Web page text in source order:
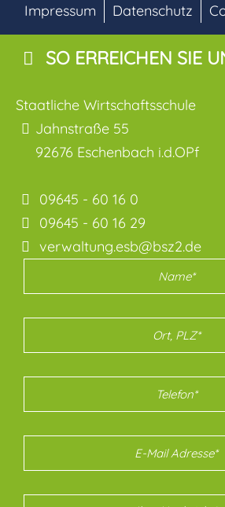
Impressum Datenschutz
SO ERREICHEN SIE
Staatliche Wirtschaftsschule
Jahnstraße 55
92676 Eschenbach i.d.OPf
09645 - 60 16 0
09645 - 60 16 29
verwaltung.esb@bsz2.de